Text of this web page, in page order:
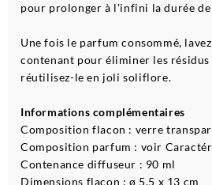
pour prolonger à l'infini la durée
Une fois le parfum consommé,
contenant pour éliminer les
réutilisez-le en joli soliflore.
Informations complémentaires
Composition flacon : verre
Composition parfum : voir
Contenance diffuseur : 90 ml
Dimensions flacon : ø 5,5 x 13 cm